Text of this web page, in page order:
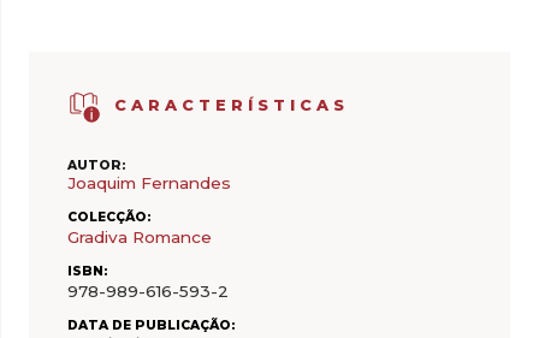
CARACTERÍSTICAS
AUTOR:
Joaquim Fernandes
COLECÇÃO:
Gradiva Romance
ISBN:
978-989-616-593-2
DATA DE PUBLICAÇÃO: